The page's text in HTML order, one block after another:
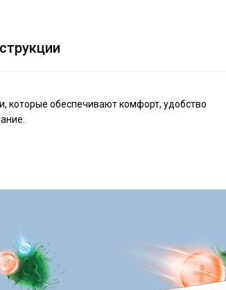
которые обеспечивают комфорт, удобство